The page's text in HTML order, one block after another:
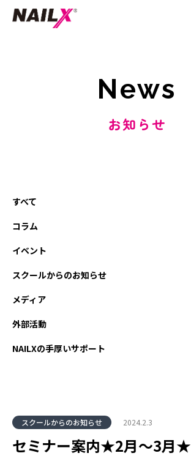
News
お知らせ
すべて
コラム
イベント
スクールからのお知らせ
メディア
外部活動
NAILXの手厚いサポート
スクールからのお知らせ 2024.2.3
セミナー案内★2月～3月★